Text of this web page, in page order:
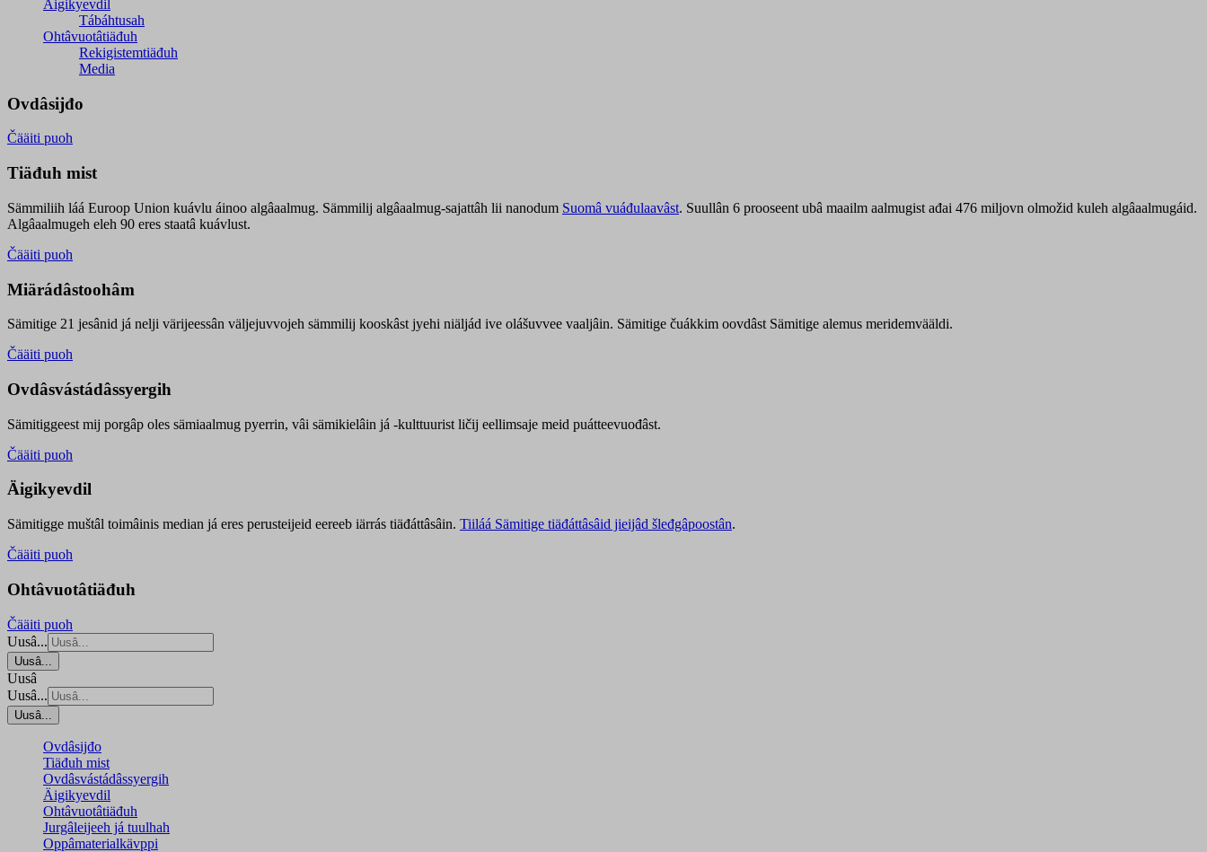
Äigikyevdil
Tábáhtusah
Ohtâvuotâtiäđuh
Rekigistemtiäđuh
Media
Ovdâsijđo
Čääiti puoh
Tiäđuh mist
Sämmiliih láá Euroop Union kuávlu áinoo algâaalmug. Sämmilij algâaalmug-sajattâh lii nanodum Suomâ vuáđulaavâst. Suullân 6 prooseent ubâ maailm aalmugist ađai 476 miljovn olmožid kuleh algâaalmugáid.
Algâaalmugeh eleh 90 eres staatâ kuávlust.
Čääiti puoh
Miärádâstoohâm
Sämitige 21 jesânid já nelji värijeessân väljejuvvojeh sämmilij kooskâst jyehi niäljád ive olášuvvee vaaljâin. Sämitige čuákkim oovdâst Sämitige alemus meridemvääldi.
Čääiti puoh
Ovdâsvástádâssyergih
Sämitiggeest mij porgâp oles sämiaalmug pyerrin, vâi sämikielâin já -kulttuurist ličij eellimsaje meid puátteevuođâst.
Čääiti puoh
Äigikyevdil
Sämitigge muštâl toimâinis median já eres perusteijeid eereeb iärrás tiäđáttâsâin. Tiiláá Sämitige tiäđáttâsâid jieijâd šleđgâpoostân.
Čääiti puoh
Ohtâvuotâtiäđuh
Čääiti puoh
Uusâ...
Uusâ...
Uusâ
Uusâ...
Uusâ...
Ovdâsijđo
Tiäđuh mist
Ovdâsvástádâssyergih
Äigikyevdil
Ohtâvuotâtiäđuh
Jurgâleijeeh já tuulhah
Oppâmaterialkävppi